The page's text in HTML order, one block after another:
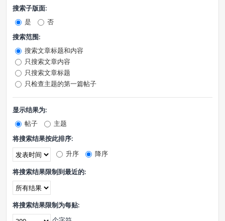
搜索子版面:
是
否
搜索范围:
搜索文章标题和内容
只搜索文章内容
只搜索文章标题
只检查主题的第一篇帖子
显示结果为:
帖子
主题
将搜索结果按此排序:
升序
降序
将搜索结果限制到最近的:
将搜索结果限制为每贴: